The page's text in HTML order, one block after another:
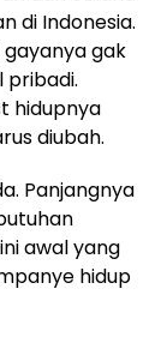
di Indonesia.
gak
pribadi.
hidupnya
diubah.
Panjangnya
awal yang
hidup